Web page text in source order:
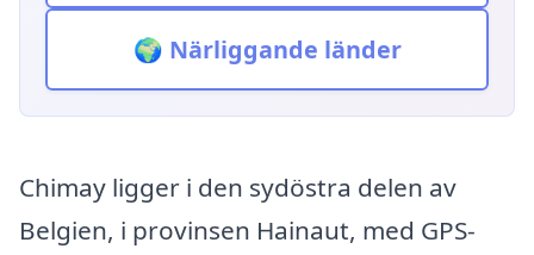
🌍 Närliggande länder
Chimay ligger i den sydöstra delen av
Belgien, i provinsen Hainaut, med GPS-